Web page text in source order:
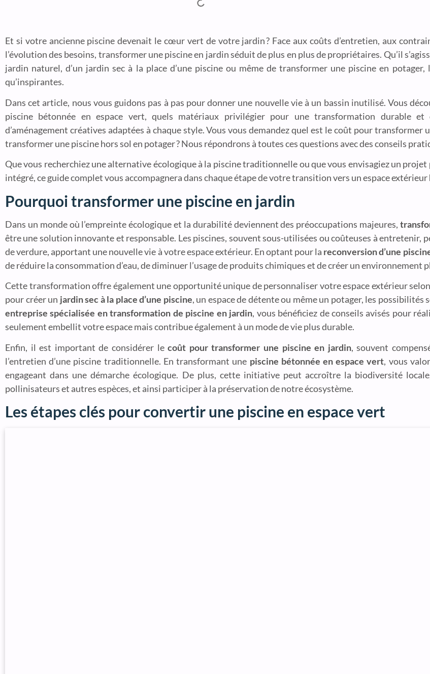
Et si votre ancienne piscine devenait le cœur vert de votre jardin ? Face aux coûts d’entretien, aux
l’évolution des besoins, transformer une piscine en jardin séduit de plus en plus de propriétaires. Qu’il
jardin naturel, d’un jardin sec à la place d’une piscine ou même de transformer une piscine en
qu’inspirantes.
Dans cet article, nous vous guidons pas à pas pour donner une nouvelle vie à un bassin inutilisé. Vous
piscine bétonnée en espace vert, quels matériaux privilégier pour une transformation durable et
d’aménagement créatives adaptées à chaque style. Vous vous demandez quel est le coût pour transformer
transformer une piscine hors sol en potager ? Nous répondrons à toutes ces questions avec des conseils
Que vous recherchiez une alternative écologique à la piscine traditionnelle ou que vous envisagiez un
intégré, ce guide complet vous accompagnera dans chaque étape de votre transition vers un espace
Pourquoi transformer une piscine en jardin
Dans un monde où l’empreinte écologique et la durabilité deviennent des préoccupations majeures,
être une solution innovante et responsable. Les piscines, souvent sous-utilisées ou coûteuses à entretenir,
de verdure, apportant une nouvelle vie à votre espace extérieur. En optant pour la reconversion d’une
de réduire la consommation d’eau, de diminuer l’usage de produits chimiques et de créer un environnement
Cette transformation offre également une opportunité unique de personnaliser votre espace extérieur
pour créer un jardin sec à la place d’une piscine, un espace de détente ou même un potager, les possibilités
entreprise spécialisée en transformation de piscine en jardin, vous bénéficiez de conseils avisés pour
seulement embellit votre espace mais contribue également à un mode de vie plus durable.
Enfin, il est important de considérer lecoût pour transformer une piscine en jardin, souvent
l’entretien d’une piscine traditionnelle. En transformant une piscine bétonnée en espace vert, vous
engageant dans une démarche écologique. De plus, cette initiative peut accroître la biodiversité
pollinisateurs et autres espèces, et ainsi participer à la préservation de notre écosystème.
Les étapes clés pour convertir une piscine en espace vert